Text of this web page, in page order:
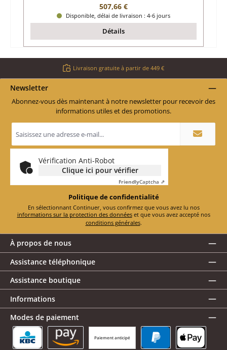
Prix régulier :
507,66 €
Disponible, délai de livraison : 4-6 jours
Détails
Livraison gratuite à partir de 449 €
Newsletter
Abonnez-vous dès maintenant à notre newsletter pour recevoir des
informations utiles et des promotions.
e-
mail
*
Vérification Anti-Robot
Clique ici pour vérifier
FriendlyCaptcha ⇗
Politique de confidentialité
En sélectionnant Continuer, vous confirmez que vous avez lu nos
informations sur la protection des données
et que vous avez accepté nos
conditions générales.
À propos de nous
Assistance téléphonique
Assistance boutique
Informations
Modes de paiement
Paiement anticipé